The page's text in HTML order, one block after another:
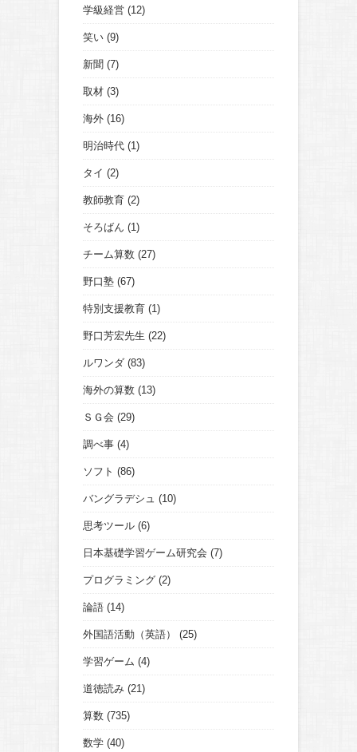
学級経営 (12)
笑い (9)
新聞 (7)
取材 (3)
海外 (16)
明治時代 (1)
タイ (2)
教師教育 (2)
そろばん (1)
チーム算数 (27)
野口塾 (67)
特別支援教育 (1)
野口芳宏先生 (22)
ルワンダ (83)
海外の算数 (13)
ＳＧ会 (29)
調べ事 (4)
ソフト (86)
バングラデシュ (10)
思考ツール (6)
日本基礎学習ゲーム研究会 (7)
プログラミング (2)
論語 (14)
外国語活動（英語） (25)
学習ゲーム (4)
道徳読み (21)
算数 (735)
数学 (40)